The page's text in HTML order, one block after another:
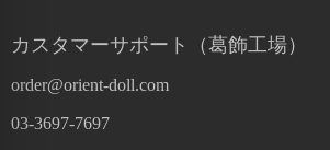
カスタマーサポート（葛飾工場）
order@orient-doll.com
03-3697-7697